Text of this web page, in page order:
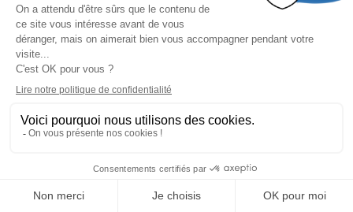
LA REMISE 130 BOULEVARD DU NORD 84160
CUCURON
Localiser la société
Site web
Déconnexion Mon compte